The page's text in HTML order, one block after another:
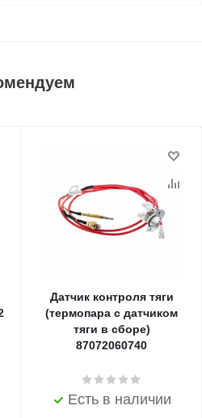
Датчик контроля тяги
(термопара с датчиком
тяги в сборе)
87072060740
Есть в наличии